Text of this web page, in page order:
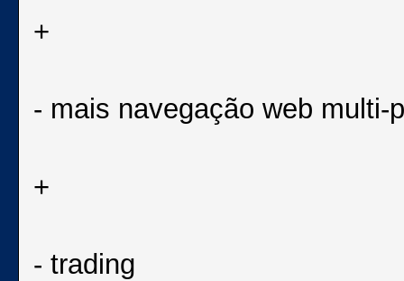
+
- mais navegação web multi-
+
- trading